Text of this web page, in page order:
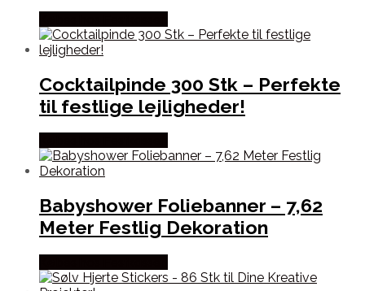
Cocktailpinde 300 Stk – Perfekte
til festlige lejligheder!
Babyshower Foliebanner – 7,62
Meter Festlig Dekoration